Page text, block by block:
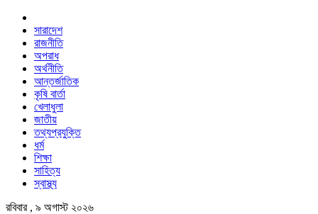
সারাদেশ
রাজনীতি
অপরাধ
অর্থনীতি
আন্তর্জাতিক
কৃষি বার্তা
খেলাধুলা
জাতীয়
তথ্যপ্রযুক্তি
ধর্ম
শিক্ষা
সাহিত্য
স্বাস্থ্য
রবিবার , ৯ অগাস্ট ২০২৬